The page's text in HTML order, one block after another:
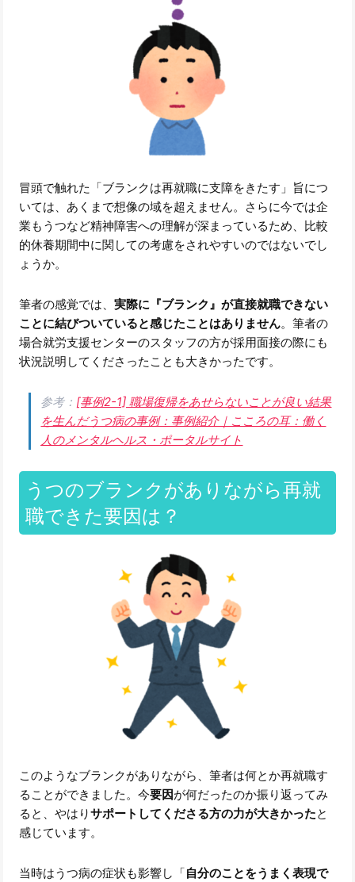
冒頭で触れた「ブランクは再就職に支障をきたす」旨につ
いては、あくまで想像の域を超えません。さらに今では企
業もうつなど精神障害への理解が深まっているため、比較
的休養期間中に関しての考慮をされやすいのではないでし
ょうか。
筆者の感覚では、実際に『ブランク』が直接就職できない
ことに結びついていると感じたことはありません。筆者の
場合就労支援センターのスタッフの方が採用面接の際にも
状況説明してくださったことも大きかったです。
参考： [事例2-1] 職場復帰をあせらないことが良い結果
を生んだうつ病の事例：事例紹介｜こころの耳：働く
人のメンタルヘルス・ポータルサイト
うつのブランクがありながら再就
職できた要因は？
このようなブランクがありながら、筆者は何とか再就職す
ることができました。今要因が何だったのか振り返ってみ
ると、やはりサポートしてくださる方の力が大きかったと
感じています。
当時はうつ病の症状も影響し「自分のことをうまく表現で